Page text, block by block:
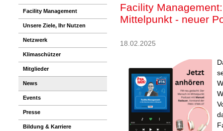
Facility Management
Unsere Ziele, Ihr Nutzen
Netzwerk
Klimaschützer
Mitglieder
News
Events
Presse
Bildung & Karriere
Facility
Mittelpunkt - neuer
18.02.2025